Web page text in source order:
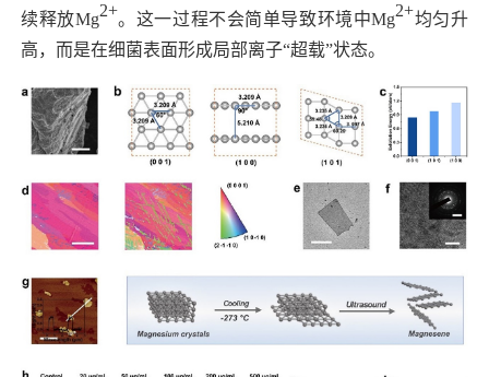
续释放Mg2+。这一过程不会简单导致环境中Mg2+均匀升
高，而是在细菌表面形成局部离子“超载”状态。